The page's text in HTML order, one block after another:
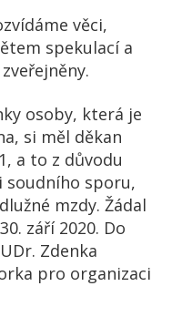
věci,
spekulací a
osoby, která je
si měl děkan
a to z důvodu
soudního sporu,
dlužné mzdy. Žádal
září 2020. Do
Zdenka
pro organizaci